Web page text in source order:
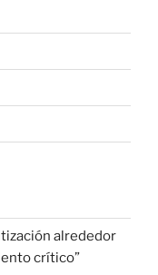
alrededor
crítico”